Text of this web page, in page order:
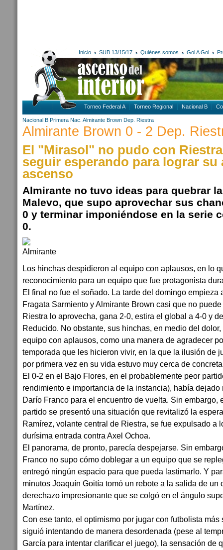
Inicio SUB 13/15/17 Quiénes somos Gol A Gol
Torneo Federal A Torneo Regional Nacional B
Nacional B Primera Nac. Almirante Brown Dep. Riestra
Almirante Brown 0 - 2 Dep.
El "Mirasol" no pudo con
seguir esperando para lograr su
ascenso
Almirante no tuvo ideas para quebrar
Malevo, que supo aprovechar sus
0 y terminar imponiéndose en la serie
0.
Los hinchas despidieron al equipo con aplausos, en lo
reconocimiento para un equipo que fue protagonista
El final no fue el soñado. La tarde del domingo empieza
Fragata Sarmiento y Almirante Brown casi que no
Riestra lo aprovecha, gana 2-0, estira el global a 4-0 y
Reducido. No obstante, sus hinchas, en medio del
equipo con aplausos, como una manera de agradecer
temporada que les hicieron vivir, en la que la ilusión de
por primera vez en su vida estuvo muy cerca de
El 0-2 en el Bajo Flores, en el probablemente peor
rendimiento e importancia de la instancia), había
Darío Franco para el encuentro de vuelta. Sin embargo,
partido se presentó una situación que revitalizó la
Ramírez, volante central de Riestra, se fue expulsado a
durísima entrada contra Axel Ochoa.
El panorama, de pronto, parecía despejarse. Sin
Franco no supo cómo doblegar a un equipo que se
entregó ningún espacio para que pueda lastimarlo. Y
minutos Joaquín Goitía tomó un rebote a la salida de un
derechazo impresionante que se colgó en el ángulo
Martínez.
Con ese tanto, el optimismo por jugar con futbolista
siguió intentando de manera desordenada (pese al
García para intentar clarificar el juego), la sensación de